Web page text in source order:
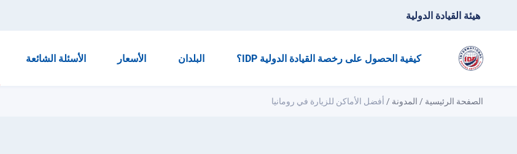
هيئة القيادة الدولية
كيفية الحصول على رخصة القيادة الدولية IDP؟ البلدان الأسعار الأسئلة الشائعة
الصفحة الرئيسية / المدونة / أفضل الأماكن للزيارة في رومانيا